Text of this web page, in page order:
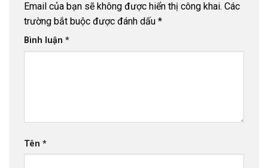
Email của bạn sẽ không được hiển thị công khai. Các
trường bắt buộc được đánh dấu *
Bình luận *
Tên *